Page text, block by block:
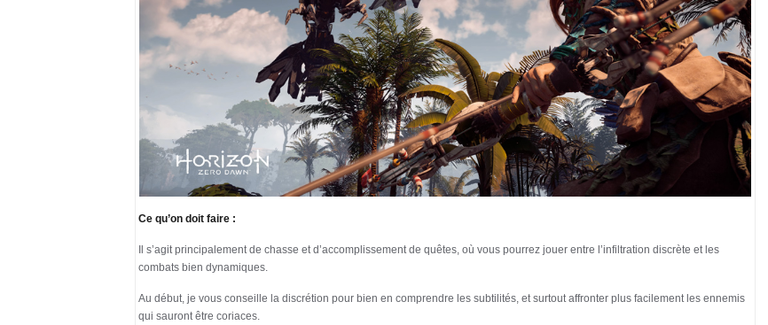
Ce qu’on doit faire :
Il s’agit principalement de chasse et d’accomplissement de quêtes, où vous pourrez jouer entre l’infiltration discrète et les
combats bien dynamiques.
Au début, je vous conseille la discrétion pour bien en comprendre les subtilités, et surtout affronter plus facilement les ennemis
qui sauront être coriaces.